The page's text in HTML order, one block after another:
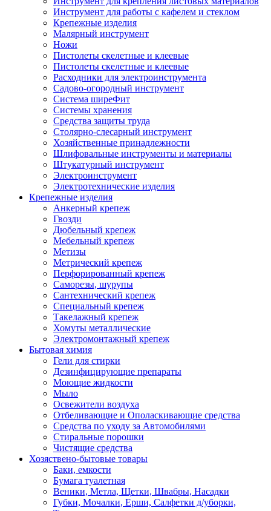
Инструмент для работы с кафелем и стеклом
Крепежные изделия
Малярный инструмент
Ножи
Пистолеты скелетные и клеевые
Пистолеты скелетные и клеевые
Расходники для электроинструмента
Садово-огородный инструмент
Система ширеФит
Системы хранения
Средства защиты труда
Столярно-слесарный инструмент
Хозяйственные принадлежности
Шлифовальные инструменты и материалы
Штукатурный инструмент
Электроинструмент
Электротехнические изделия
Крепежные изделия
Анкерный крепеж
Гвозди
Дюбельный крепеж
Мебельный крепеж
Метизы
Метрический крепеж
Перфорированный крепеж
Саморезы, шурупы
Сантехнический крепеж
Специальный крепеж
Такелажный крепеж
Хомуты металлические
Электромонтажный крепеж
Бытовая химия
Гели для стирки
Дезинфицирующие препараты
Моющие жидкости
Мыло
Освежители воздуха
Отбеливающие и Ополаскивающие средства
Средства по уходу за Автомобилями
Стиральные порошки
Чистящие средства
Хозяствено-бытовые товары
Баки, емкости
Бумага туалетная
Веники, Метла, Щетки, Швабры, Насадки
Губки, Мочалки, Ерши, Салфетки д/уборки,